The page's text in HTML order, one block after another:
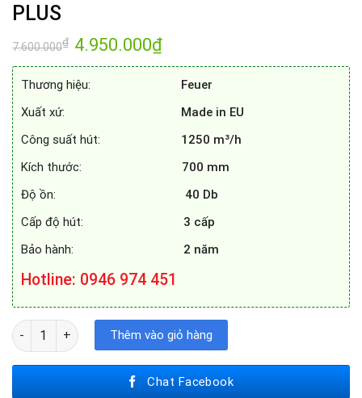
PLUS
7.600.000₫ Giá
gốc
là:
4.950.000₫Giá
tại
4.950.000₫.
Thương hiệu:
Feuer
Xuất xứ:
Made in EU
Công suất hút:
1250 m³/h
Kích thước:
700 mm
Độ ồn: 40 Db
Cấp độ hút: 3 cấp
Bảo hành:
2 năm
Hotline: 0946 974 451
MÁY HÚT MÙI FEUER FE - KB70 PLUS số lượng
Thêm vào giỏ hàng
Chat Facebook